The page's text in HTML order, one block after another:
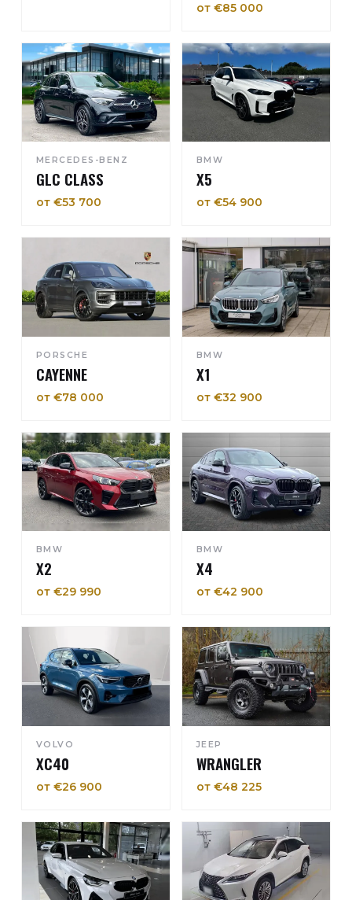
от €85 000
MERCEDES-BENZ
GLC CLASS
от €53 700
BMW
X5
от €54 900
PORSCHE
CAYENNE
от €78 000
BMW
X1
от €32 900
BMW
X2
от €29 990
BMW
X4
от €42 900
VOLVO
XC40
от €26 900
JEEP
WRANGLER
от €48 225